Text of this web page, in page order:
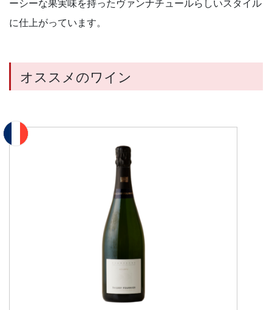
ーシーな果実味を持ったヴァンナチュールらしいスタイル
に仕上がっています。
オススメのワイン